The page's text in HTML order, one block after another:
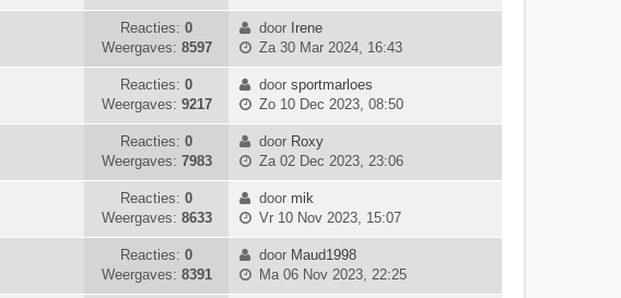
i
h
b
r
c
h
s
e
b
e
r
i
h
a
t
s
t
e
b
r
h
t
j
l
a
a
t
s
e
b
r
i
c
h
i
j
k
l
a
t
s
e
b
e
r
Reacties: 0
Weergaves: 8597
door Irene
B
k
i
j
l
a
t
s
t
e
Za 30 Mar 2024, 16:43
Reacties: 0
Weergaves: 9217
door sportmarloes
B
i
j
l
a
t
Zo 10 Dec 2023, 08:50
Reacties: 0
Weergaves: 7983
door Roxy
B
i
j
k
l
a
Za 02 Dec 2023, 23:06
Reacties: 0
Weergaves: 8633
door mik
B
k
j
Vr 10 Nov 2023, 15:07
Reacties: 0
Weergaves: 8391
door Maud1998
B
Ma 06 Nov 2023, 22:25